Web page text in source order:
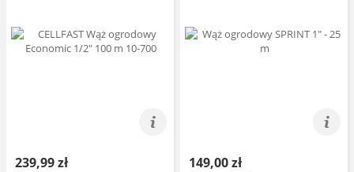
239,99 zł 149,00 zł